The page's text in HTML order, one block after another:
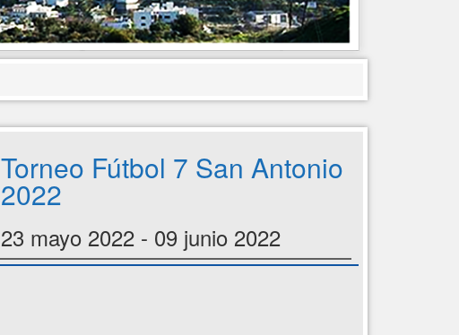
Torneo Fútbol 7 San Antonio
2022
23 mayo 2022 - 09 junio 2022